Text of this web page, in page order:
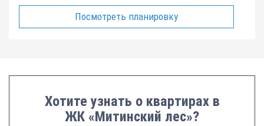
Посмотреть планировку
Хотите узнать о квартирах в
ЖК «Митинский лес»?